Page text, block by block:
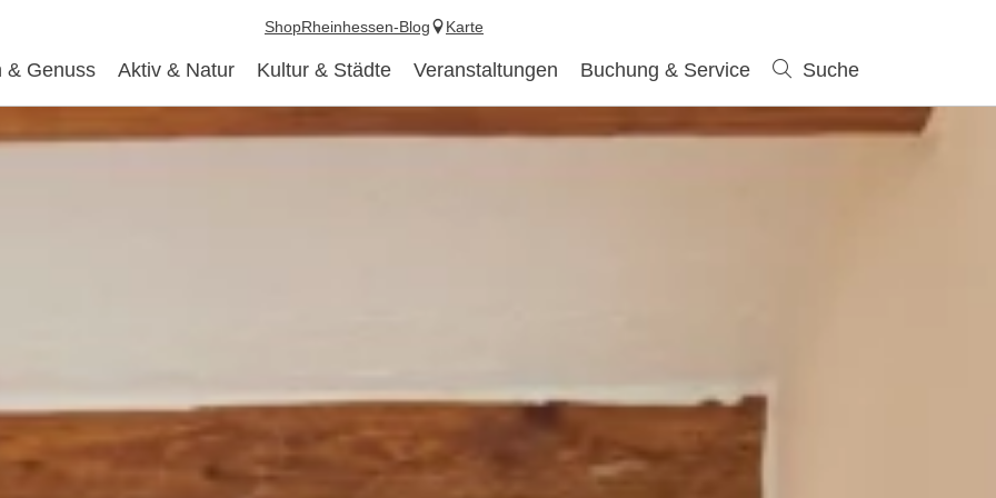
& Genuss Aktiv & Natur Kultur & Städte Veranstaltungen Buchung & Service Suche
ShopRheinhessen-Blog Karte